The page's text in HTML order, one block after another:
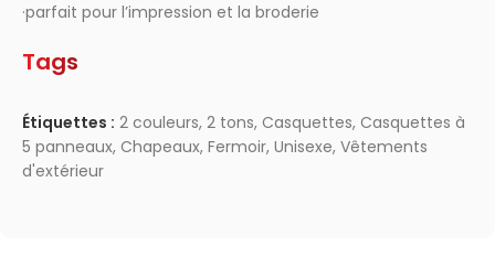
·parfait pour l’impression et la broderie
Tags
Étiquettes : 2 couleurs, 2 tons, Casquettes, Casquettes à
5 panneaux, Chapeaux, Fermoir, Unisexe, Vêtements
d'extérieur